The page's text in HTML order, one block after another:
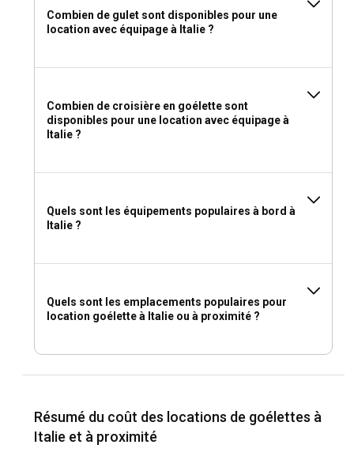
Combien de gulet sont disponibles pour une
location avec équipage à Italie ?
Combien de croisière en goélette sont
disponibles pour une location avec équipage à
Italie ?
Quels sont les équipements populaires à bord à
Italie ?
Quels sont les emplacements populaires pour
location goélette à Italie ou à proximité ?
Résumé du coût des locations de goélettes à
Italie et à proximité